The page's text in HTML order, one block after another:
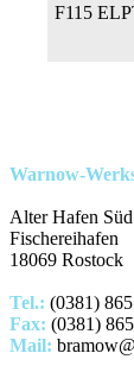
F115
Warnow-
Alter Hafen
Fischereihafen
18069 Rostock
Tel.: (0381)
Fax: (0381)
Mail: